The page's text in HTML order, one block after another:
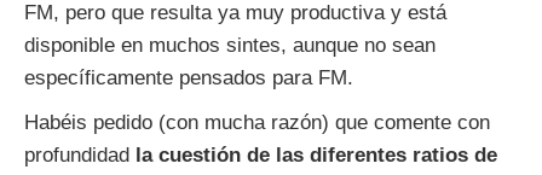
FM, pero que resulta ya muy productiva y está
disponible en muchos sintes, aunque no sean
específicamente pensados para FM.
Habéis pedido (con mucha razón) que comente con
profundidad la cuestión de las diferentes ratios de